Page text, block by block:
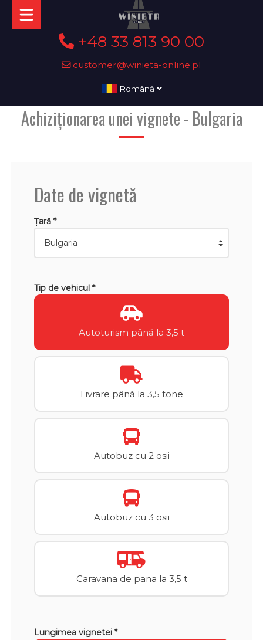
+48 33 813 90 00
customer@winieta-online.pl
Română
Achiziționarea unei vignete - Bulgaria
Date de vignetă
Țară *
Tip de vehicul *
Autoturism până la 3,5 t
Livrare până la 3,5 tone
Autobuz cu 2 osii
Autobuz cu 3 osii
Caravana de pana la 3,5 t
Lungimea vignetei *